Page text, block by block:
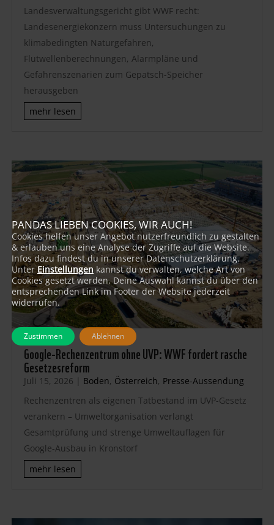
Landesverwaltungsgericht gibt WWF recht:
Landesenergiekonzern muss Untersuchungen zu
klimabedingten Naturgefahren,
Flutwellenberechnungen, Alarmpläne und
Gefahrenszenarien zum Gepatsch-Speicher
herausgeben
mehr lesen
Google-Rechenzentrum ohne UVP: WWF fordert rasche
Gesetzesreform
Juli 15, 2026 | Boden, Österreich, Presse-Aussendung
Rechenzentren als eigenen Tatbestand im UVP-Gesetz
verankern – Umweltorganisation verlangt
Gesamtprüfung und strenge Umweltauflagen für
Google-Ausbau in Kronstorf
mehr lesen
PANDAS LIEBEN COOKIES, WIR AUCH!
Cookies helfen unser Angebot nutzerfreundlich zu gestalten
& erlauben uns eine Analyse der Zugriffe auf die Website.
Infos dazu findest du in unserer Datenschutzerklärung.
UnterEinstellungen kannst du verwalten, welche Art von
Cookies gesetzt werden. Deine Auswahl kannst du über den
entsprechenden Link im Footer der Website jederzeit
widerrufen.
Zustimmen Ablehnen